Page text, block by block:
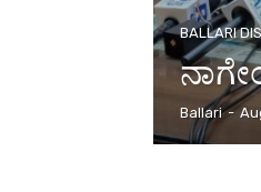
BALLARI
Ballari -